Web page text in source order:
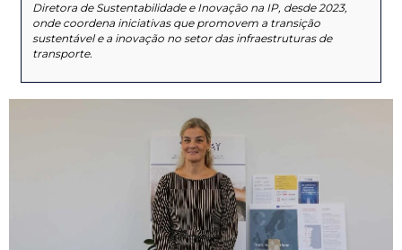
Diretora de Sustentabilidade e Inovação na IP, desde 2023,
onde coordena iniciativas que promovem a transição
sustentável e a inovação no setor das infraestruturas de
transporte.